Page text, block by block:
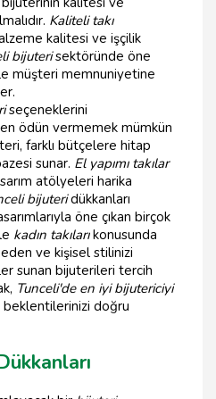
Kaliteli takı
kalitesi ve işçilik
bijuterisektöründe öne
müşteri memnuniyetine
seçeneklerini
ödün vermemek mümkün
farklı bütçelere hitap
sunar. El yapımı takılar
atölyeleri harika
bijuteridükkanları
öne çıkan birçok
kadın takılarıkonusunda
ve kişisel stilinizi
sunan bijuterileri tercih
Tunceli'de en iyi bijutericiyi
beklentilerinizi doğru